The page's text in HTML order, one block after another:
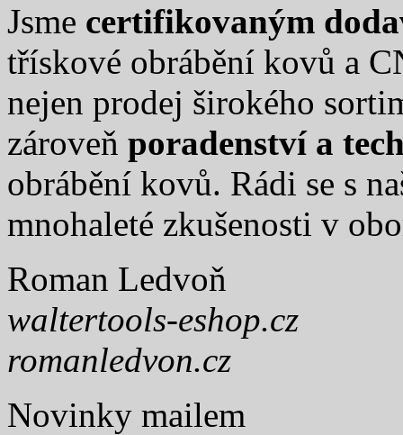
Jsme certifikovaným
třískové obrábění kovů a
nejen prodej širokého
zároveň poradenství a
obrábění kovů. Rádi se s
mnohaleté zkušenosti v
Roman Ledvoň
waltertools-eshop.cz
romanledvon.cz
Novinky mailem